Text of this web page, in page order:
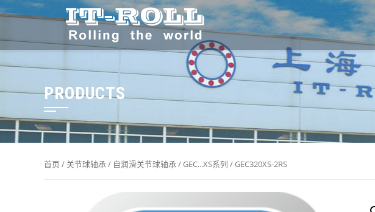
PRODUCTS
首页 / 关节球轴承/ 自润滑关节球轴承/GEC...XS系列 / GEC320XS-2RS